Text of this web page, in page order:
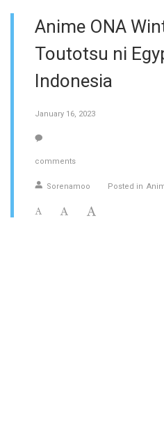
Anime ONA
Toutotsu ni
Indonesia
January 16, 2023
comments
Sorenamoo Posted in